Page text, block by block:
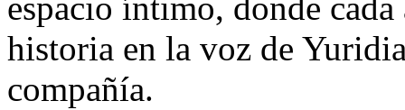
espacio íntimo, donde
historia en la voz de
compañía.